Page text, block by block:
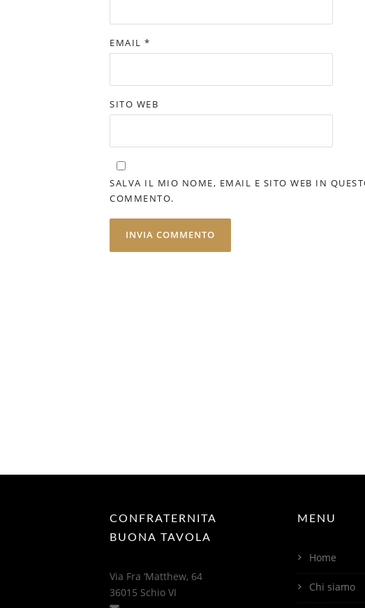
EMAIL *
SITO WEB
SALVA IL MIO NOME, EMAIL E SITO WEB IN
COMMENTO.
CONFRATERNITA
BUONA TAVOLA
Via Fra ‘Matthew, 64
36015 Schio VI
MENU
Home
Chi siamo